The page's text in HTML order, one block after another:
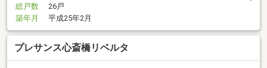
総戸数
26戸
築年月
平成25年2月
プレサンス心斎橋リベルタ